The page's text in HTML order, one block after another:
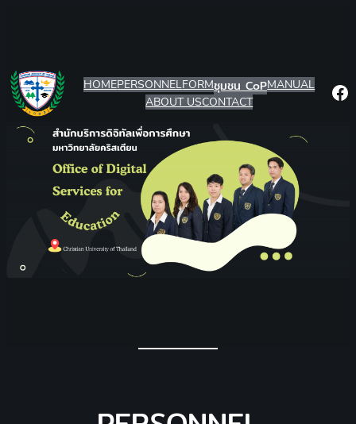
HOMEPERSONNELFORMชุมชน CoPMANUAL
ABOUT USCONTACT